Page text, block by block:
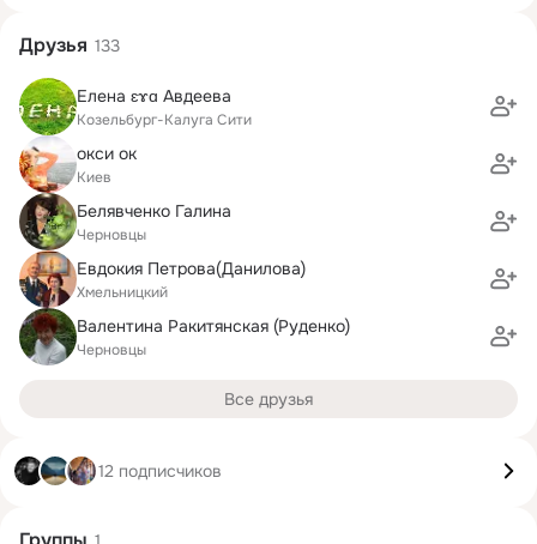
Друзья 133
Елена ɛɤɑ Авдеева
Козельбург-Калуга Сити
окси ок
Киев
Белявченко Галина
Черновцы
Евдокия Петрова(Данилова)
Хмельницкий
Валентина Ракитянская (Руденко)
Черновцы
Все друзья
12 подписчиков